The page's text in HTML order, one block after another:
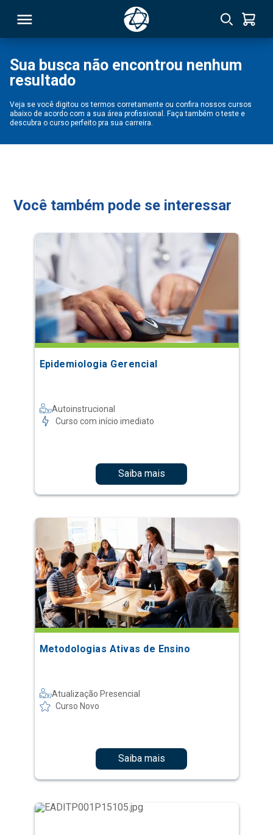
Sua busca não encontrou nenhum
resultado
Veja se você digitou os termos corretamente ou confira nossos cursos
abaixo de acordo com a sua área profissional. Faça também o teste e
descubra o curso perfeito pra sua carreira.
Você também pode se interessar
Epidemiologia Gerencial
Autoinstrucional
Curso com início imediato
Saiba mais
Metodologias Ativas de Ensino
Atualização Presencial
Curso Novo
Saiba mais